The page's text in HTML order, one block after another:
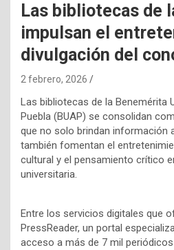
Las bibliotecas de
impulsan el
divulgación del
2 febrero, 2026
Las bibliotecas de la Benemérita
Puebla (BUAP) se consolidan
que no solo brindan información
también fomentan el
cultural y el pensamiento crítico
universitaria.
Entre los servicios digitales que
PressReader, un portal
acceso a más de 7 mil